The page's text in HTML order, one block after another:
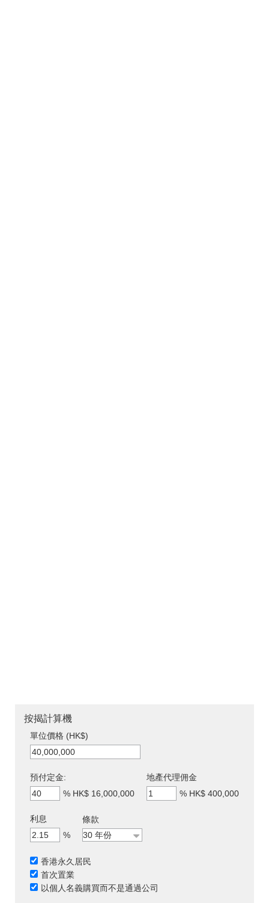
按揭計算機
單位價格 (HK$)
預付定金:
% HK$ 16,000,000
地產代理佣金
% HK$ 400,000
利息
%
條款
香港永久居民
首次置業
以個人名義購買而不是通過公司